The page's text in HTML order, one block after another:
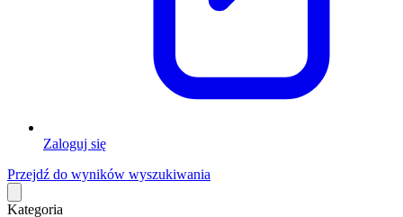
Zaloguj się
Przejdź do wyników wyszukiwania
Kategoria